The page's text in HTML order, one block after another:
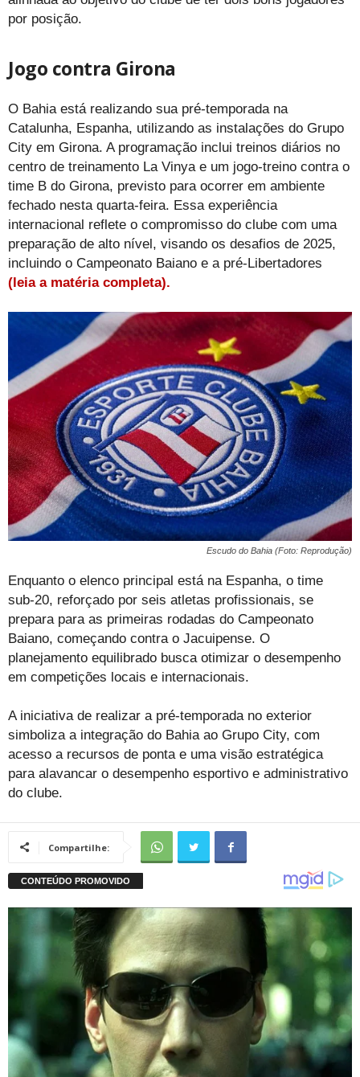
por posição.
Jogo contra Girona
O Bahia está realizando sua pré-temporada na
Catalunha, Espanha, utilizando as instalações do Grupo
City em Girona. A programação inclui treinos diários no
centro de treinamento La Vinya e um jogo-treino contra o
time B do Girona, previsto para ocorrer em ambiente
fechado nesta quarta-feira. Essa experiência
internacional reflete o compromisso do clube com uma
preparação de alto nível, visando os desafios de 2025,
incluindo o Campeonato Baiano e a pré-Libertadores
(leia a matéria completa).
Escudo do Bahia (Foto: Reprodução)
Enquanto o elenco principal está na Espanha, o time
sub-20, reforçado por seis atletas profissionais, se
prepara para as primeiras rodadas do Campeonato
Baiano, começando contra o Jacuipense. O
planejamento equilibrado busca otimizar o desempenho
em competições locais e internacionais.
A iniciativa de realizar a pré-temporada no exterior
simboliza a integração do Bahia ao Grupo City, com
acesso a recursos de ponta e uma visão estratégica
para alavancar o desempenho esportivo e administrativo
do clube.
Compartilhe: